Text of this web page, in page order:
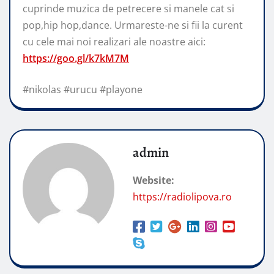
cuprinde muzica de petrecere si manele cat si
pop,hip hop,dance. Urmareste-ne si fii la curent
cu cele mai noi realizari ale noastre aici:
https://goo.gl/k7kM7M
#nikolas #urucu #playone
admin
Website:
https://radiolipova.ro